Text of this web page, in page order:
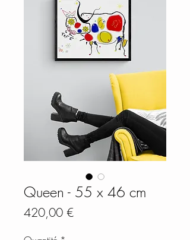
Queen - 55 x 46 cm
420,00 €Prix